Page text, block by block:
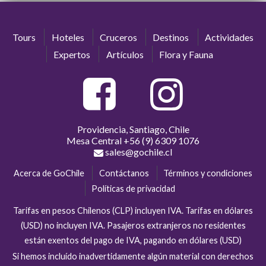
Tours Hoteles Cruceros Destinos
Actividades
Expertos
Artículos Flora y Fauna
Providencia, Santiago, Chile
Mesa Central +56 (9) 6309 1076
sales@gochile.cl
Acerca de GoChile Contáctanos
Términos y condiciones
Políticas de privacidad
Tarifas en pesos Chilenos (CLP) incluyen IVA. Tarifas en dólares
(USD) no incluyen IVA. Pasajeros extranjeros no residentes
están exentos del pago de IVA, pagando en dólares (USD)
Si hemos incluído inadvertidamente algún material con derechos